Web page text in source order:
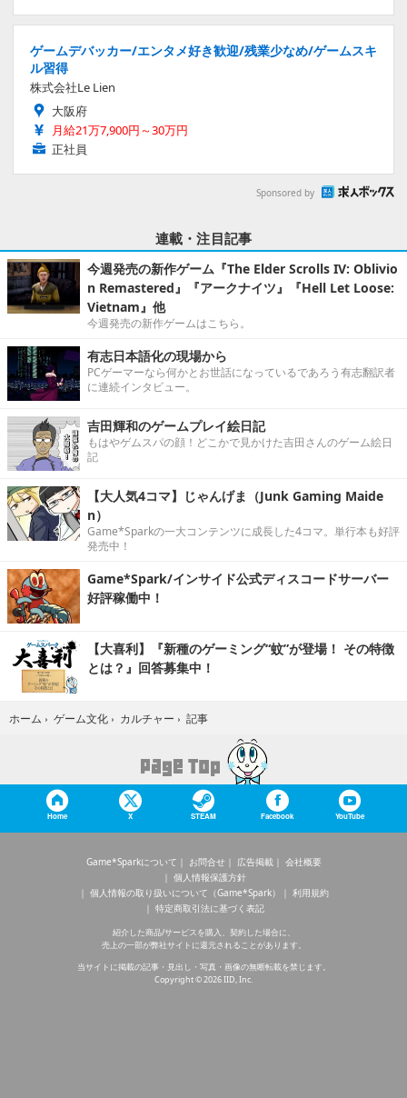
ゲームデバッカー/エンタメ好き歓迎/残業少なめ/ゲームスキ
ル習得
株式会社Le Lien
大阪府
月給21万7,900円～30万円
正社員
Sponsored by
連載・注目記事
今週発売の新作ゲーム『The Elder Scrolls IV: Oblivio
n Remastered』『アークナイツ』『Hell Let Loose:
Vietnam』他
今週発売の新作ゲームはこちら。
有志日本語化の現場から
PCゲーマーなら何かとお世話になっているであろう有志翻訳者
に連続インタビュー。
吉田輝和のゲームプレイ絵日記
もはやゲムスパの顔！どこかで見かけた吉田さんのゲーム絵日
記
【大人気4コマ】じゃんげま（Junk Gaming Maide
n）
Game*Sparkの一大コンテンツに成長した4コマ。単行本も好評
発売中！
Game*Spark/インサイド公式ディスコードサーバー
好評稼働中！
【大喜利】『新種のゲーミング“蚊”が登場！ その特徴
とは？』回答募集中！
ホーム › ゲーム文化 › カルチャー › 記事
Home X STEAM Facebook YouTube
Game*Sparkについて お問合せ 広告掲載
会社概要
個人情報保護方針
個人情報の取り扱いについて（Game*Spark）
利用規約
特定商取引法に基づく表記
紹介した商品/サービスを購入、契約した場合に、
売上の一部が弊社サイトに還元されることがあります。
当サイトに掲載の記事・見出し・写真・画像の無断転載を禁じます。
Copyright © 2026 IID, Inc.